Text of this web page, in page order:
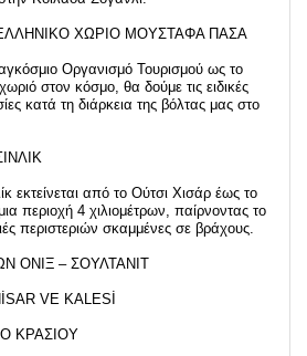
ΧΩΡΙΟ ΜΟΥΣΤΑΦΑ ΠΑΣΑ
Οργανισμό Τουρισμού ως το
στον κόσμο, θα δούμε τις ειδικές
κατά τη διάρκεια της βόλτας μας στο
εκτείνεται από το Ούτσι Χισάρ έως το
περιοχή 4 χιλιομέτρων, παίρνοντας το
περιστεριών σκαμμένες σε βράχους.
ΟΝΙΞ – ΣΟΥΛΤΑΝΙΤ
VE KALESİ
ΚΡΑΣΙΟΥ